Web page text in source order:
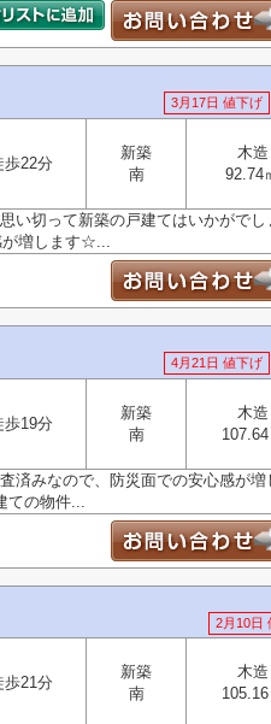
3月17日 値下げ
歩22分
新築
南
木造
92.74
い切って新築の戸建てはいかがでし
が増します☆...
4月21日 値下げ
歩19分
新築
南
木造
107.64
済みなので、防災面での安心感が増
ての物件...
2月10日
歩21分
新築
南
木造
105.16